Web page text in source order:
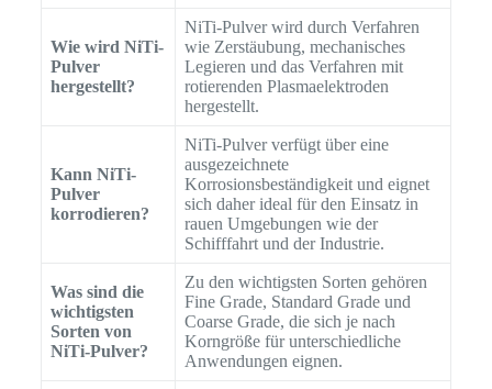
Wie wird NiTi-
Pulver
hergestellt?
NiTi-Pulver wird durch Verfahren
wie Zerstäubung, mechanisches
Legieren und das Verfahren mit
rotierenden Plasmaelektroden
hergestellt.
Kann NiTi-
Pulver
korrodieren?
NiTi-Pulver verfügt über eine
ausgezeichnete
Korrosionsbeständigkeit und eignet
sich daher ideal für den Einsatz in
rauen Umgebungen wie der
Schifffahrt und der Industrie.
Was sind die
wichtigsten
Sorten von
NiTi-Pulver?
Zu den wichtigsten Sorten gehören
Fine Grade, Standard Grade und
Coarse Grade, die sich je nach
Korngröße für unterschiedliche
Anwendungen eignen.